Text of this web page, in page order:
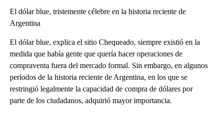
El dólar blue, tristemente célebre en la historia reciente de
Argentina
El dólar blue, explica el sitio Chequeado, siempre existió en la
medida que había gente que quería hacer operaciones de
compraventa fuera del mercado formal. Sin embargo, en algunos
períodos de la historia reciente de Argentina, en los que se
restringió legalmente la capacidad de compra de dólares por
parte de los ciudadanos, adquirió mayor importancia.